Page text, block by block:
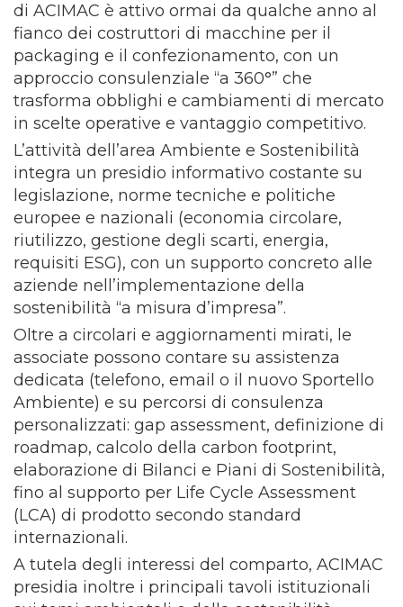
di ACIMAC è attivo ormai da qualche anno al
fianco dei costruttori di macchine per il
packaging e il confezionamento, con un
approccio consulenziale “a 360°” che
trasforma obblighi e cambiamenti di mercato
in scelte operative e vantaggio competitivo.
L’attività dell’area Ambiente e Sostenibilità
integra un presidio informativo costante su
legislazione, norme tecniche e politiche
europee e nazionali (economia circolare,
riutilizzo, gestione degli scarti, energia,
requisiti ESG), con un supporto concreto alle
aziende nell’implementazione della
sostenibilità “a misura d’impresa”.
Oltre a circolari e aggiornamenti mirati, le
associate possono contare su assistenza
dedicata (telefono, email o il nuovo Sportello
Ambiente) e su percorsi di consulenza
personalizzati: gap assessment, definizione di
roadmap, calcolo della carbon footprint,
elaborazione di Bilanci e Piani di Sostenibilità,
fino al supporto per Life Cycle Assessment
(LCA) di prodotto secondo standard
internazionali.
A tutela degli interessi del comparto, ACIMAC
presidia inoltre i principali tavoli istituzionali